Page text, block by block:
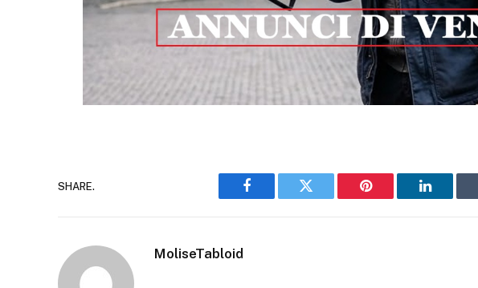
SHARE.
Facebook Twitter Pinterest LinkedIn
MoliseTabloid